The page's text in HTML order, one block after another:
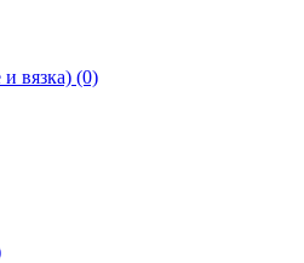
вязка) (0)